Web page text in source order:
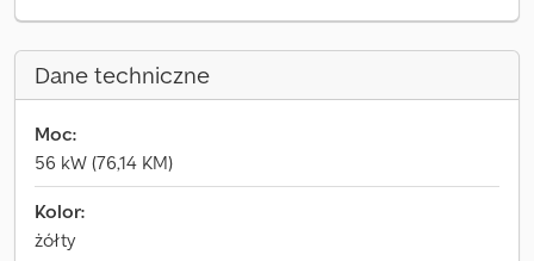
Dane techniczne
Moc:
56 kW (76,14 KM)
Kolor:
żółty